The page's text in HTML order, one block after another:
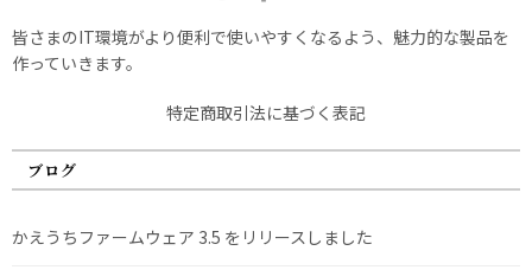
皆さまのIT環境がより便利で使いやすくなるよう、魅力的な製品を
作っていきます。
特定商取引法に基づく表記
ブログ
かえうちファームウェア 3.5 をリリースしました